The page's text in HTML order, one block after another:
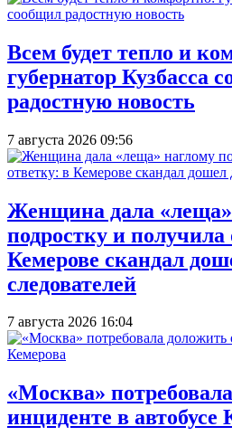
Всем будет тепло и
губернатор Кузбасса
радостную новость
7 августа 2026 09:56
Женщина дала
подростку и получила
Кемерове скандал
следователей
7 августа 2026 16:04
«Москва»
инциденте в автобусе